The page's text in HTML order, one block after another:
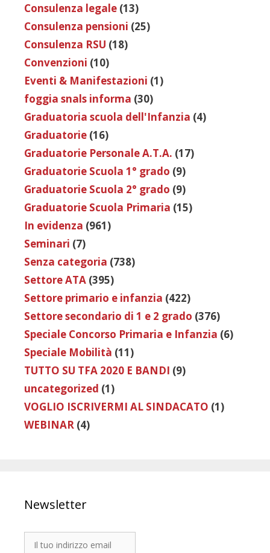
Consulenza legale (13)
Consulenza pensioni (25)
Consulenza RSU (18)
Convenzioni (10)
Eventi & Manifestazioni (1)
foggia snals informa (30)
Graduatoria scuola dell'Infanzia (4)
Graduatorie (16)
Graduatorie Personale A.T.A. (17)
Graduatorie Scuola 1° grado (9)
Graduatorie Scuola 2° grado (9)
Graduatorie Scuola Primaria (15)
In evidenza (961)
Seminari (7)
Senza categoria (738)
Settore ATA (395)
Settore primario e infanzia (422)
Settore secondario di 1 e 2 grado (376)
Speciale Concorso Primaria e Infanzia (6)
Speciale Mobilità (11)
TUTTO SU TFA 2020 E BANDI (9)
uncategorized (1)
VOGLIO ISCRIVERMI AL SINDACATO (1)
WEBINAR (4)
Newsletter